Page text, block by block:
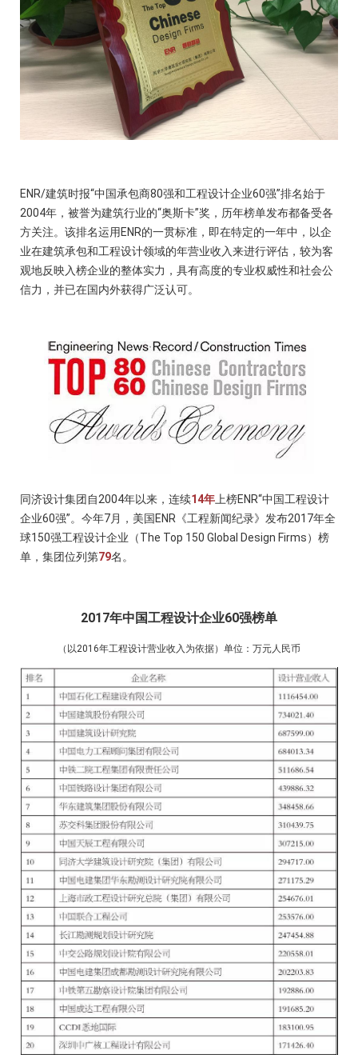
ENR/建筑时报“中国承包商80强和工程设计企业60强”排名始于
2004年，被誉为建筑行业的“奥斯卡”奖，历年榜单发布都备受各
方关注。该排名运用 ENR的一贯标准，即在特定的一年中，以企
业在建筑承包和工程设计领域的年营业收入来进行评估，较为客
观地反映入榜企业的整体实力，具有高度的专业权威性和社会公
信力，并已在国内外获得广泛认可。
同济设计集团自2004年以来，连续14年 上榜ENR“中国工程设计
企业60强”。今年7月，美国ENR《工程新闻纪录》发布2017年全
球150强工程设计企业（The Top 150 Global Design Firms）榜
单，集团位列第79名。
2017年中国工程设计企业60强榜单
（以2016年工程设计营业收入为依据）单位：万元人民币